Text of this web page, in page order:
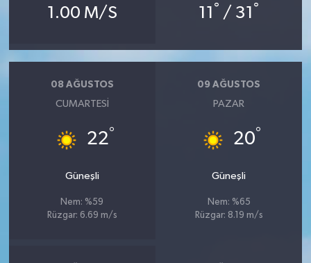
1.00 M/S 11 ° / 31 °
08 AĞUSTOS
CUMARTESI
22°
Güneşli
Nem: %59
Rüzgar: 6.69 m/s
09 AĞUSTOS
PAZAR
20°
Güneşli
Nem: %65
Rüzgar: 8.19 m/s